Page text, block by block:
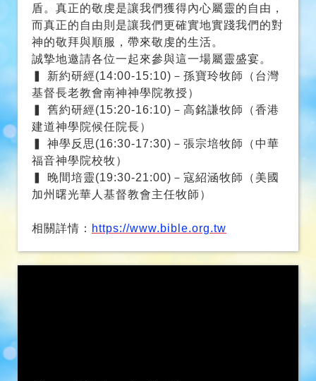
地點：台北基督徒南京東路禮拜堂
敬虔與自由乍聽好像很難並存，實則並不互相矛
盾。真正的敬虔是讓我們獲得內心屬靈的自由，
而真正的自由則是讓我們更確實地實踐我們的對
神的敬拜與順服，帶來敬虔的生活。
誠摯地邀請各位一起來參與這一場屬靈盛宴。
▍ 新約研經(14:00-15:10)－孫寶玲牧師（台灣
基督長老教會南神神學院教授）
▍ 舊約研經(15:20-16:10)－高銘謙牧師（香港
建道神學院候任院長）
▍ 神學反思(16:30-17:30)－張宗培牧師（中華
▍ 晚間培靈(19:30-21:00)－寇紹涵牧師（美國